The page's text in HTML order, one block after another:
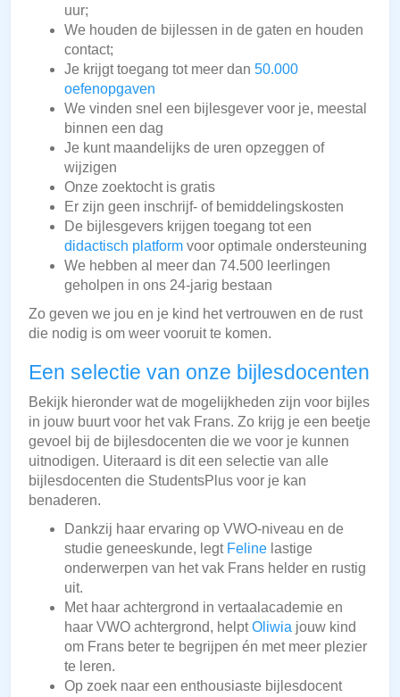
uur;
We houden de bijlessen in de gaten en houden
contact;
Je krijgt toegang tot meer dan 50.000
oefenopgaven
We vinden snel een bijlesgever voor je, meestal
binnen een dag
Je kunt maandelijks de uren opzeggen of
wijzigen
Onze zoektocht is gratis
Er zijn geen inschrijf- of bemiddelingskosten
De bijlesgevers krijgen toegang tot een
didactisch platform voor optimale ondersteuning
We hebben al meer dan 74.500 leerlingen
geholpen in ons 24-jarig bestaan
Zo geven we jou en je kind het vertrouwen en de rust
die nodig is om weer vooruit te komen.
Een selectie van onze bijlesdocenten
Bekijk hieronder wat de mogelijkheden zijn voor bijles
in jouw buurt voor het vak Frans. Zo krijg je een beetje
gevoel bij de bijlesdocenten die we voor je kunnen
uitnodigen. Uiteraard is dit een selectie van alle
bijlesdocenten die StudentsPlus voor je kan
benaderen.
Dankzij haar ervaring op VWO-niveau en de
studie geneeskunde, legt Feline lastige
onderwerpen van het vak Frans helder en rustig
uit.
Met haar achtergrond in vertaalacademie en
haar VWO achtergrond, helptOliwia jouw kind
om Frans beter te begrijpen én met meer plezier
te leren.
Op zoek naar een enthousiaste bijlesdocent